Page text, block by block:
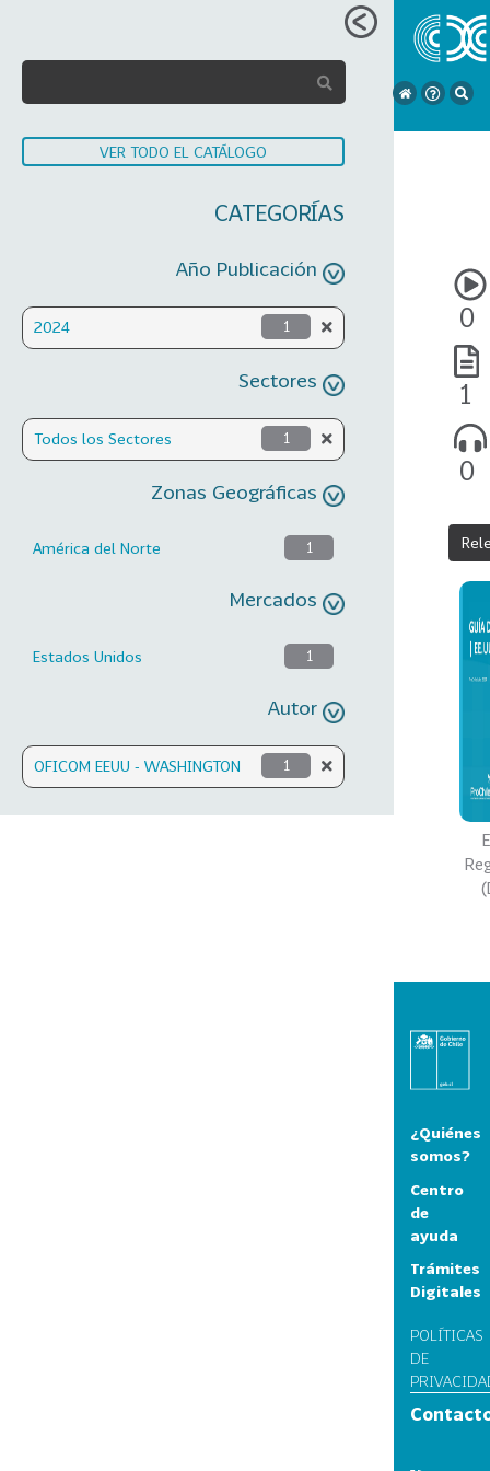
VER TODO EL CATÁLOGO
CATEGORÍAS
Año Publicación
2024 1
Sectores
Todos los Sectores 1
Zonas Geográficas
América del Norte 1
Mercados
Estados Unidos 1
Autor
OFICOM EEUU - WASHINGTON 1
0
1
0
¿Quiénes
somos?
Centro
de
ayuda
Trámites
Digitales
POLÍTICAS
DE